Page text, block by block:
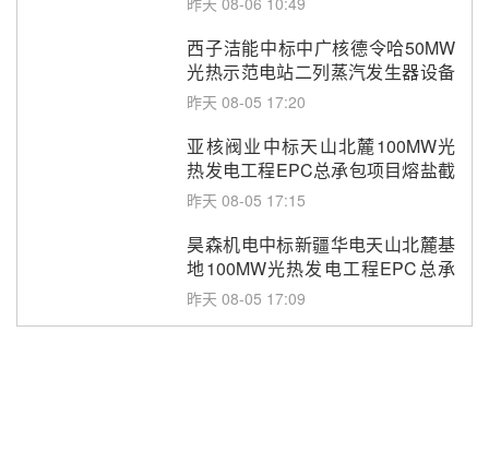
西子洁能中标中广核德令哈50MW
光热示范电站二列蒸汽发生器设备
采购
昨天 08-05 17:20
亚核阀业中标天山北麓100MW光
热发电工程EPC总承包项目熔盐截
止阀、熔盐三偏心蝶阀采购
昨天 08-05 17:15
昊森机电中标新疆华电天山北麓基
地100MW光热发电工程EPC总承
包项目熔盐介质超声波流量计采购
昨天 08-05 17:09